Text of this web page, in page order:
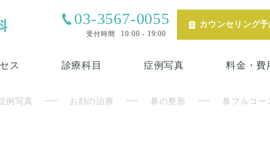
03-3567-0055
受付時間 10:00 - 19:00
カウンセリング
ス 診療科目 症例写真 料金・費
例写真 お顔の治療 鼻の整形 鼻フルコー